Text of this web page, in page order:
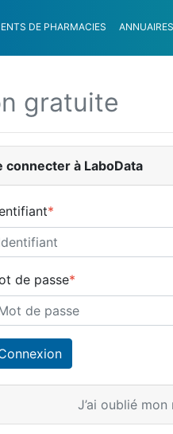
DE PHARMACIES ANNUAIRES
gratuite
connecter à LaboData
*
de passe*
J’ai oublié